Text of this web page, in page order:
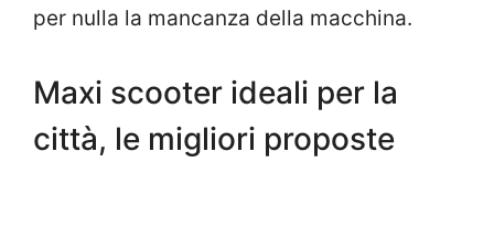
per nulla la mancanza della macchina.
Maxi scooter ideali per la
città, le migliori proposte